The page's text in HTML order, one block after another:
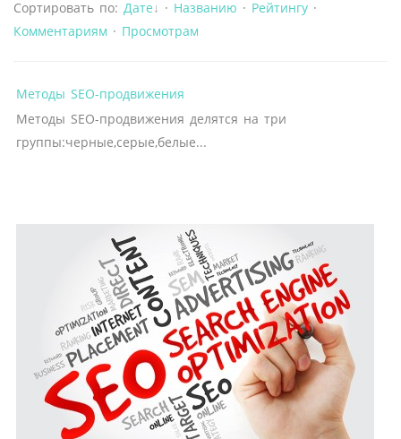
Сортировать по: Дате · Названию · Рейтингу ·
Комментариям · Просмотрам
Методы SEO-продвижения
Методы SEO-продвижения делятся на три
группы:черные,серые,белые...